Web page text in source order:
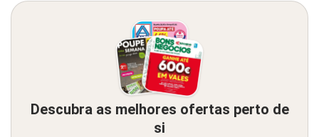
Descubra as melhores ofertas perto de
si